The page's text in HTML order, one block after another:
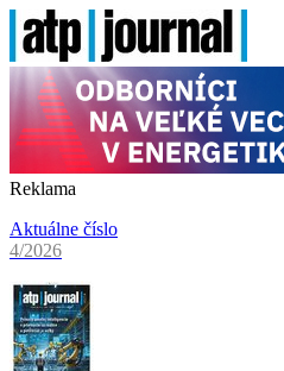
Reklama
Aktuálne číslo
4/2026